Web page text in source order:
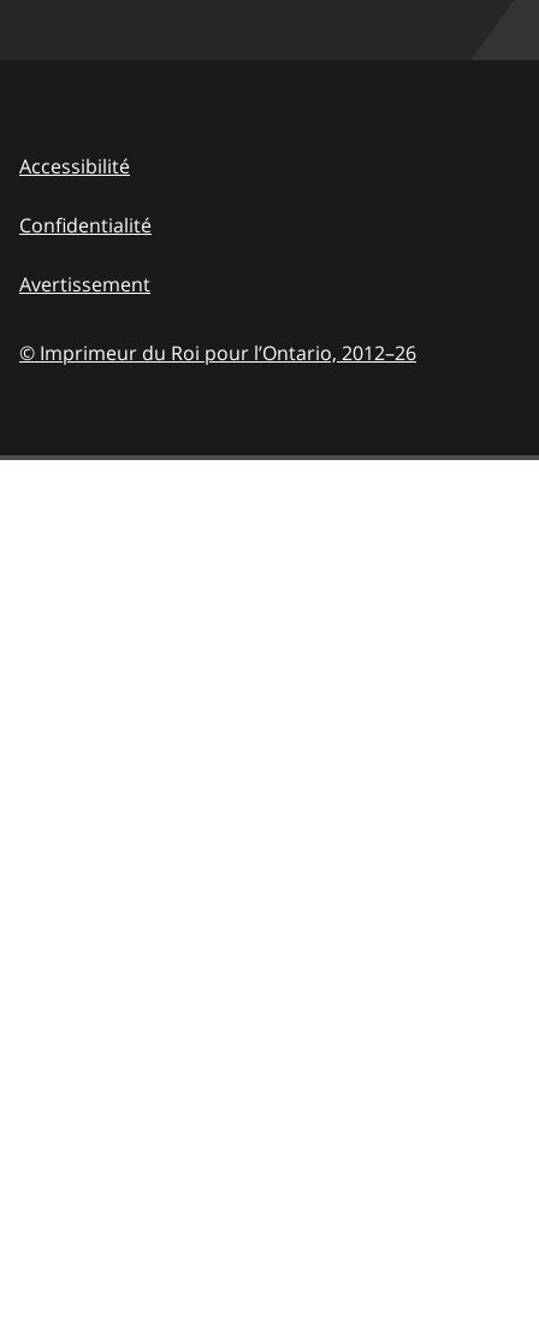
Accessibilité
Confidentialité
Avertissement
© Imprimeur du Roi pour l’Ontario, 2012–26